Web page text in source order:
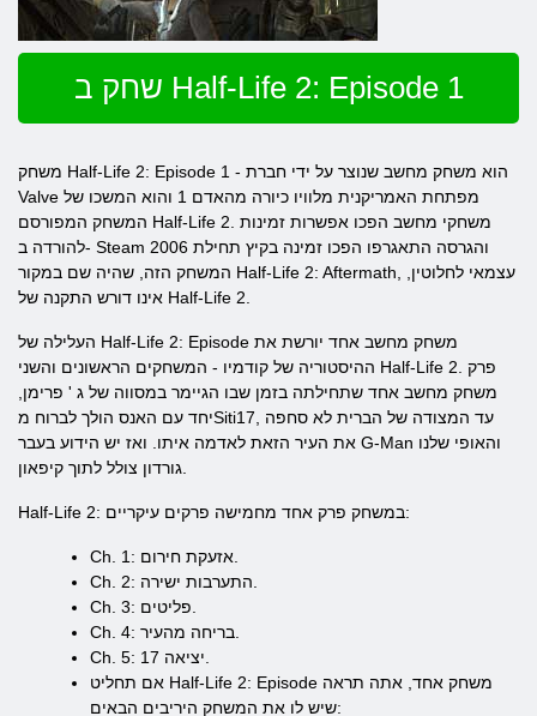
שחק ב Half-Life 2: Episode 1
משחק Half-Life 2: Episode 1 - הוא משחק מחשב שנוצר על ידי חברת
Valve מפתחת האמריקנית מלוויו כיורה מהאדם 1 והוא המשכו של
המשחק המפורסם Half-Life 2. משחקי מחשב הפכו אפשרות זמינות
להורדה ב- Steam והגרסה התאגרפו הפכו זמינה בקיץ תחילת 2006
המשחק הזה, שהיה שם במקור Half-Life 2: Aftermath, עצמאי לחלוטין,
אינו דורש התקנה של Half-Life 2.
העלילה של Half-Life 2: Episode משחק מחשב אחד יורשת את
ההיסטוריה של קודמיו - המשחקים הראשונים והשני Half-Life 2. פרק
משחק מחשב אחד שתחילתה בזמן שבו הגיימר במסווה של ג ' פרימן,
יחד עם האנס הולך לברוח מSiti17, עד המצודה של הברית לא סחפה
את העיר הזאת לאדמה איתו. ואז יש הידוע בעבר G-Man והאופי שלנו
Half-Life 2: במשחק פרק אחד מחמישה פרקים עיקריים:
אם תחליט Half-Life 2: Episode משחק אחד, אתה תראה
שיש לו את המשחק היריבים הבאים: